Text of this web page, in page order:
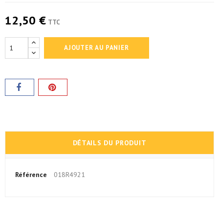
12,50 € TTC
AJOUTER AU PANIER
DÉTAILS DU PRODUIT
Référence 018R4921